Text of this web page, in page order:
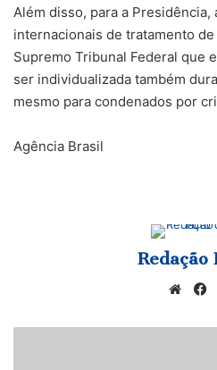
Além disso, para a
internacionais de tratamento
Supremo Tribunal Federal que
ser individualizada também
mesmo para condenados por
Agência Brasil
Redação